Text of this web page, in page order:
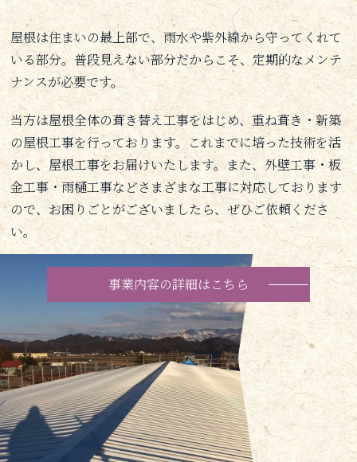
屋根は住まいの最上部で、雨水や紫外線から守ってくれて
いる部分。普段見えない部分だからこそ、定期的なメンテ
ナンスが必要です。
当方は屋根全体の葺き替え工事をはじめ、重ね葺き・新築
の屋根工事を行っております。これまでに培った技術を活
かし、屋根工事をお届けいたします。また、外壁工事・板
金工事・雨樋工事などさまざまな工事に対応しております
ので、お困りごとがございましたら、ぜひご依頼くださ
い。
事業内容の詳細はこちら